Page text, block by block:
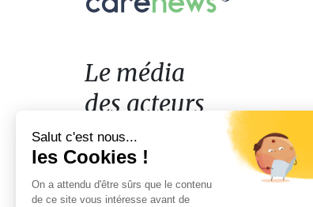
Le
acteurs
de
l'engagement
Le média
des acteurs
de l'engagement
Salut c'est nous...
les Cookies !
On a attendu d'être sûrs que le contenu
de ce site vous intéresse avant de